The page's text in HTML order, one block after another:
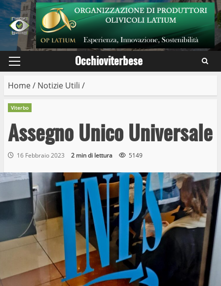
Skip
to
content
Primary
Occhioviterbese
Home/ Notizie Utili /
Viterbo
Assegno Unico Universale
16 Febbraio 2023 2 min di lettura 5149